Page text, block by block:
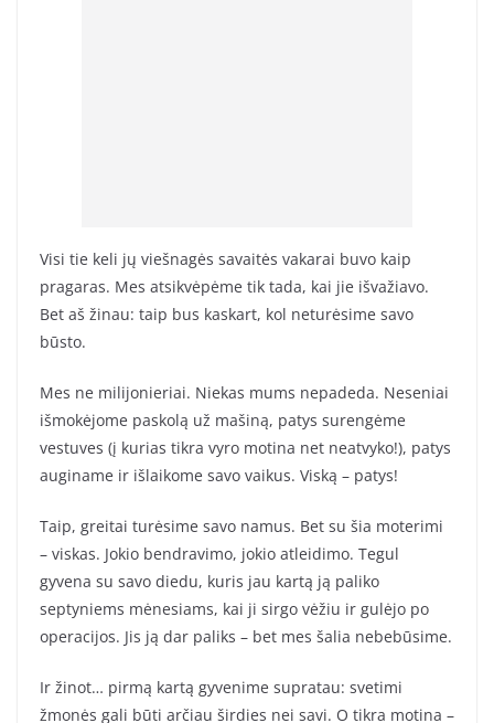
Visi tie keli jų viešnagės savaitės vakarai buvo kaip
pragaras. Mes atsikvėpėme tik tada, kai jie išvažiavo.
Bet aš žinau: taip bus kaskart, kol neturėsime savo
būsto.
Mes ne milijonieriai. Niekas mums nepadeda. Neseniai
išmokėjome paskolą už mašiną, patys surengėme
vestuves (į kurias tikra vyro motina net neatvyko!), patys
auginame ir išlaikome savo vaikus. Viską – patys!
Taip, greitai turėsime savo namus. Bet su šia moterimi
– viskas. Jokio bendravimo, jokio atleidimo. Tegul
gyvena su savo diedu, kuris jau kartą ją paliko
septyniems mėnesiams, kai ji sirgo vėžiu ir gulėjo po
operacijos. Jis ją dar paliks – bet mes šalia nebebūsime.
Ir žinot… pirmą kartą gyvenime supratau: svetimi
žmonės gali būti arčiau širdies nei savi. O tikra motina –